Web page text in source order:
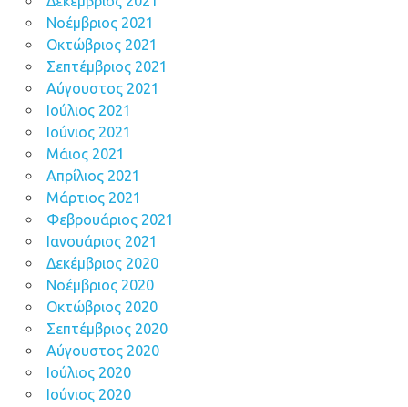
Νοέμβριος 2021
Οκτώβριος 2021
Σεπτέμβριος 2021
Αύγουστος 2021
Ιούλιος 2021
Ιούνιος 2021
Μάιος 2021
Απρίλιος 2021
Μάρτιος 2021
Φεβρουάριος 2021
Ιανουάριος 2021
Δεκέμβριος 2020
Νοέμβριος 2020
Οκτώβριος 2020
Σεπτέμβριος 2020
Αύγουστος 2020
Ιούλιος 2020
Ιούνιος 2020